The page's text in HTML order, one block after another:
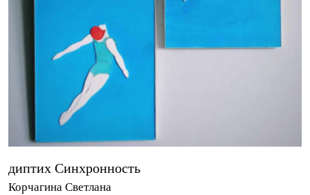
диптих Синхронность
Корчагина Светлана